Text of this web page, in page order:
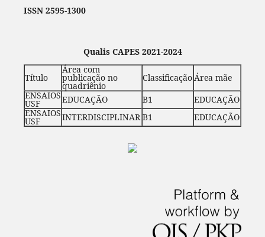
ISSN 2595-1300
Qualis CAPES 2021-2024
Título
Área com
publicação no
quadriênio
Classificação Área mãe
ENSAIOS
USF EDUCAÇÃO B1
EDUCAÇÃO
ENSAIOS
USF INTERDISCIPLINAR B1 EDUCAÇÃO